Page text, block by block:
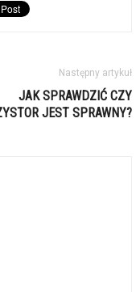
Następny artykuł
JAK SPRAWDZIĆ CZY
JEST SPRAWNY?